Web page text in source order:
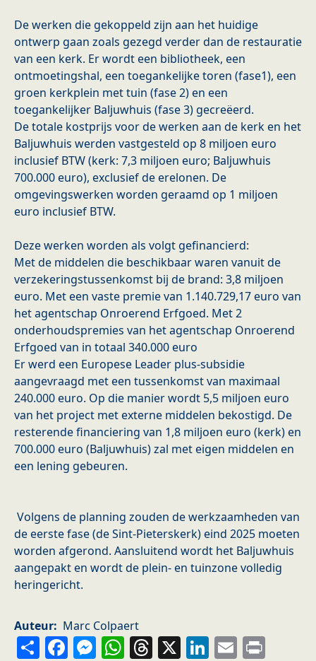
De werken die gekoppeld zijn aan het huidige
ontwerp gaan zoals gezegd verder dan de restauratie
van een kerk. Er wordt een bibliotheek, een
ontmoetingshal, een toegankelijke toren (fase1), een
groen kerkplein met tuin (fase 2) en een
toegankelijker Baljuwhuis (fase 3) gecreëerd.
De totale kostprijs voor de werken aan de kerk en het
Baljuwhuis werden vastgesteld op 8 miljoen euro
inclusief BTW (kerk: 7,3 miljoen euro; Baljuwhuis
700.000 euro), exclusief de erelonen. De
omgevingswerken worden geraamd op 1 miljoen
euro inclusief BTW.
Deze werken worden als volgt gefinancierd:
Met de middelen die beschikbaar waren vanuit de
verzekeringstussenkomst bij de brand: 3,8 miljoen
euro. Met een vaste premie van 1.140.729,17 euro van
het agentschap Onroerend Erfgoed. Met 2
onderhoudspremies van het agentschap Onroerend
Erfgoed van in totaal 340.000 euro
Er werd een Europese Leader plus-subsidie
aangevraagd met een tussenkomst van maximaal
240.000 euro. Op die manier wordt 5,5 miljoen euro
van het project met externe middelen bekostigd. De
resterende financiering van 1,8 miljoen euro (kerk) en
700.000 euro (Baljuwhuis) zal met eigen middelen en
een lening gebeuren.
Volgens de planning zouden de werkzaamheden van
de eerste fase (de Sint-Pieterskerk) eind 2025 moeten
worden afgerond. Aansluitend wordt het Baljuwhuis
aangepakt en wordt de plein- en tuinzone volledig
heringericht.
Auteur Marc Colpaert
ShareFacebook
Messenger
WhatsApp
Threads
X LinkedIn
Email